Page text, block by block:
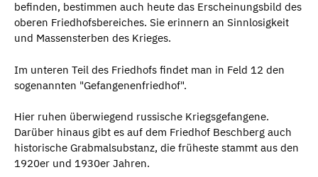
befinden, bestimmen auch heute das Erscheinungsbild des
oberen Friedhofsbereiches. Sie erinnern an Sinnlosigkeit
und Massensterben des Krieges.
Im unteren Teil des Friedhofs findet man in Feld 12 den
sogenannten "Gefangenenfriedhof".
Hier ruhen überwiegend russische Kriegsgefangene.
Darüber hinaus gibt es auf dem Friedhof Beschberg auch
historische Grabmalsubstanz, die früheste stammt aus den
1920er und 1930er Jahren.